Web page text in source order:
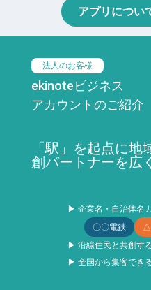
アプリについ
法人のお客様
ekinoteビジネス
アカウントのご紹介
「駅」を起点に
創パートナーを広
▶ 企業名・自治体名
〇〇電鉄
▶ 沿線住民と共創す
▶ 全国から集客でき